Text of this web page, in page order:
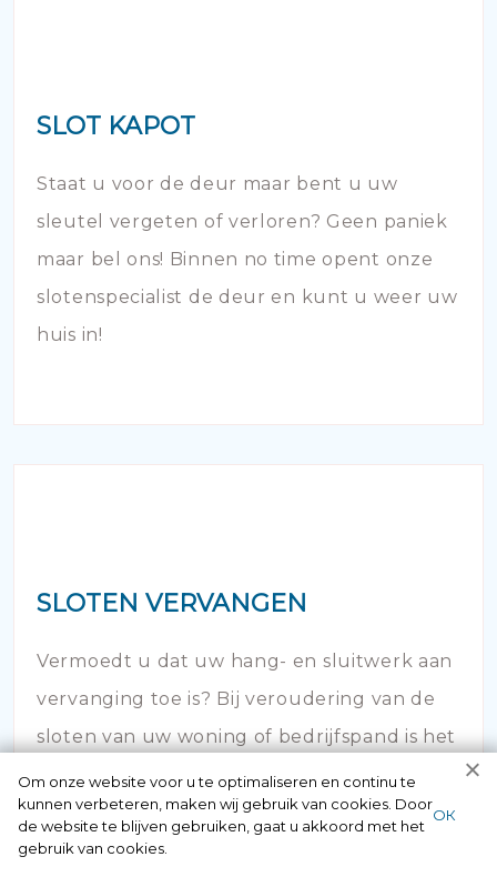
SLOT KAPOT
Staat u voor de deur maar bent u uw
sleutel vergeten of verloren? Geen paniek
maar bel ons! Binnen no time opent onze
slotenspecialist de deur en kunt u weer uw
huis in!
SLOTEN VERVANGEN
Vermoedt u dat uw hang- en sluitwerk aan
vervanging toe is? Bij veroudering van de
sloten van uw woning of bedrijfspand is het
noodzakelijk om in actie te komen.
Om onze website voor u te optimaliseren en continu te
kunnen verbeteren, maken wij gebruik van cookies. Door
de website te blijven gebruiken, gaat u akkoord met het
gebruik van cookies.
ОК